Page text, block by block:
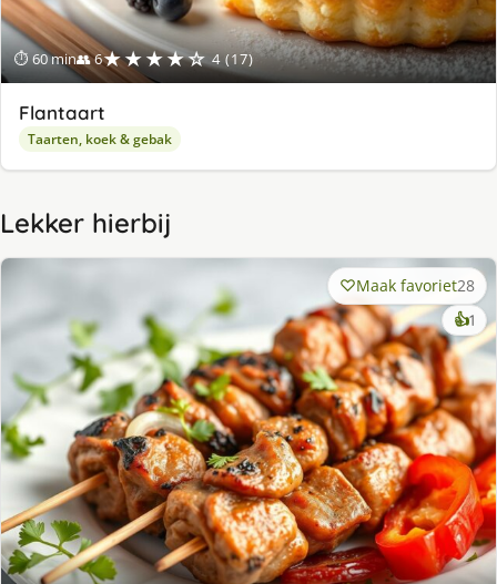
⏱ 60 min👥 6★★★★☆ 4 (17)
Flantaart
Taarten, koek & gebak
Lekker hierbij
Maak favoriet28
👍1